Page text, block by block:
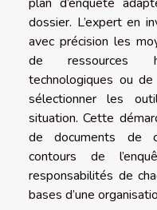
dossier. L’expert en
avec précision les
de ressources
technologiques ou
sélectionner les
situation. Cette
de documents de
contours de
responsabilités de
bases d’une